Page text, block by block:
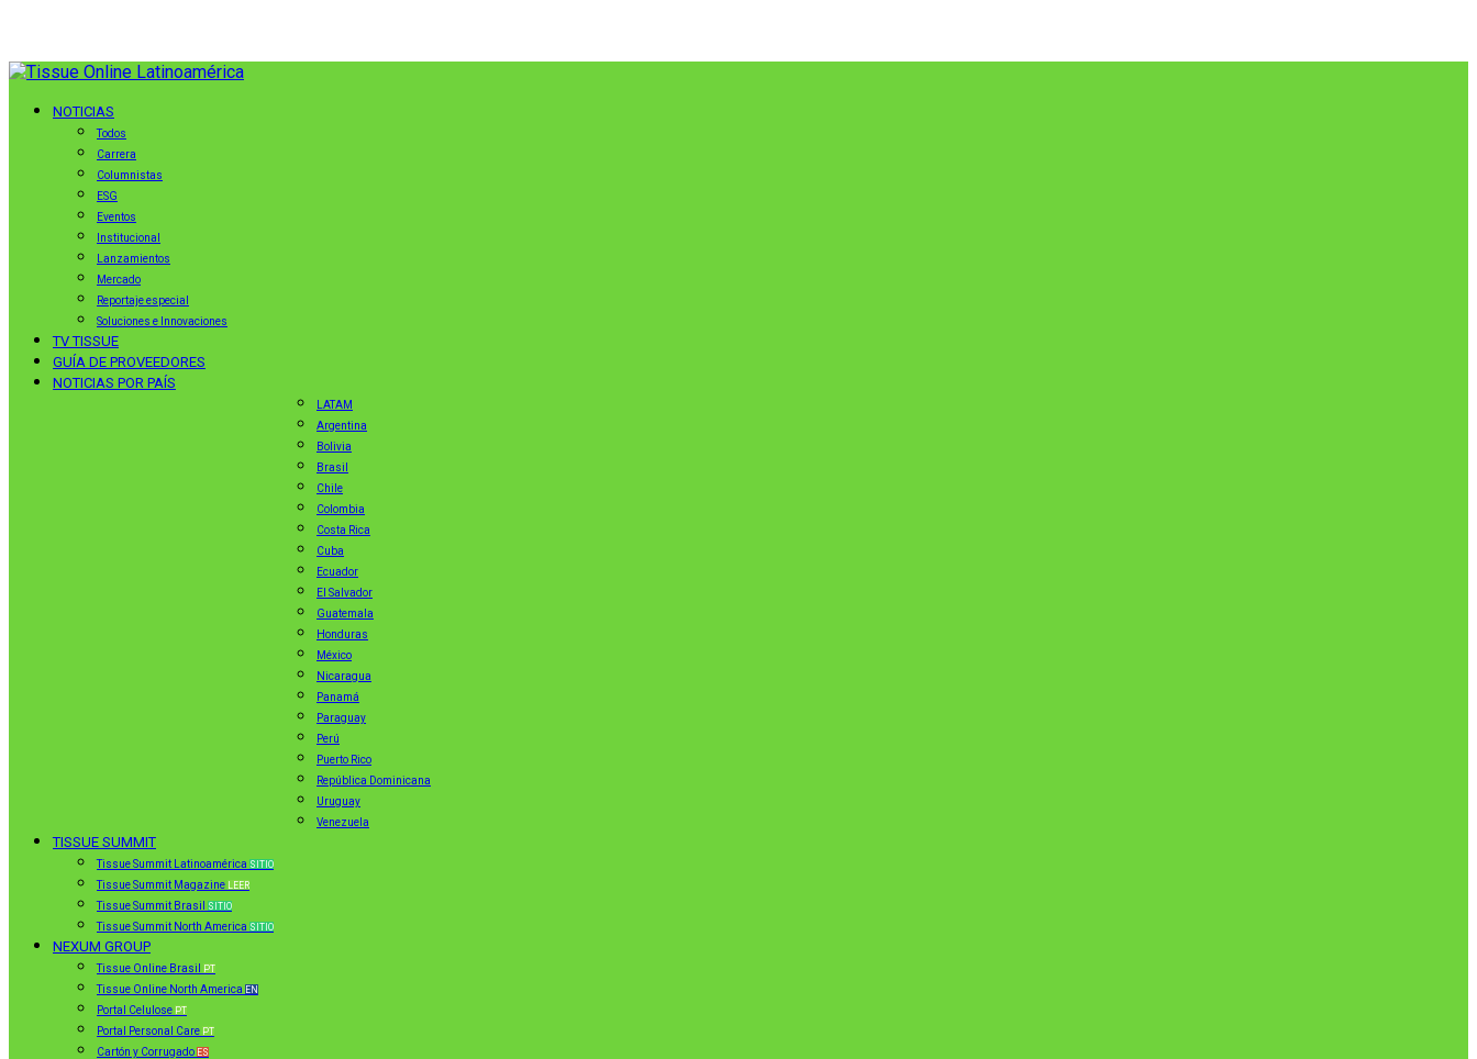
NOTICIAS
Todos
Carrera
Columnistas
ESG
Eventos
Institucional
Lanzamientos
Mercado
Reportaje especial
Soluciones e Innovaciones
TV TISSUE
GUÍA DE PROVEEDORES
NOTICIAS POR PAÍS
LATAM
Argentina
Bolivia
Brasil
Chile
Colombia
Costa Rica
Cuba
Ecuador
El Salvador
Guatemala
Honduras
México
Nicaragua
Panamá
Paraguay
Perú
Puerto Rico
República Dominicana
Uruguay
Venezuela
TISSUE SUMMIT
Tissue Summit Latinoamérica SITIO
Tissue Summit Magazine LEER
Tissue Summit Brasil SITIO
Tissue Summit North America SITIO
NEXUM GROUP
Tissue Online Brasil PT
Tissue Online North America EN
Portal Celulose PT
Portal Personal Care PT
Cartón y Corrugado ES